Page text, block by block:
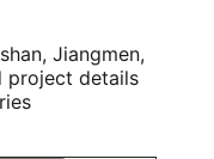
Jiangmen,
project details